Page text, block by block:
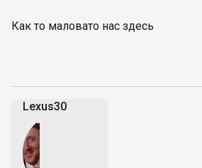
Как то маловато нас здесь
Lexus30